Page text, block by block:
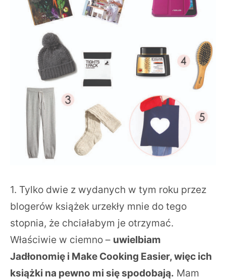
1. Tylko dwie z wydanych w tym roku przez
blogerów książek urzekły mnie do tego
stopnia, że chciałabym je otrzymać.
Właściwie w ciemno – uwielbiam
Jadłonomię i Make Cooking Easier, więc ich
książki na pewno mi się spodobają. Mam